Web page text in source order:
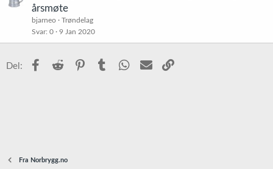
årsmøte
bjarneo
Trøndelag
Svar 0 9 Jan 2020
Del: Facebook
Reddit PinterestTumblr WhatsApp
E-post
Fra Norbrygg.no